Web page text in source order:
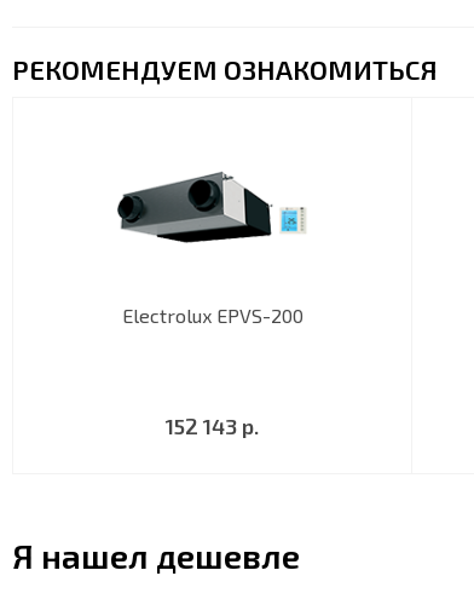
РЕКОМЕНДУЕМ ОЗНАКОМИТЬСЯ
Electrolux EPVS-200
152 143 р.
Я нашел дешевле